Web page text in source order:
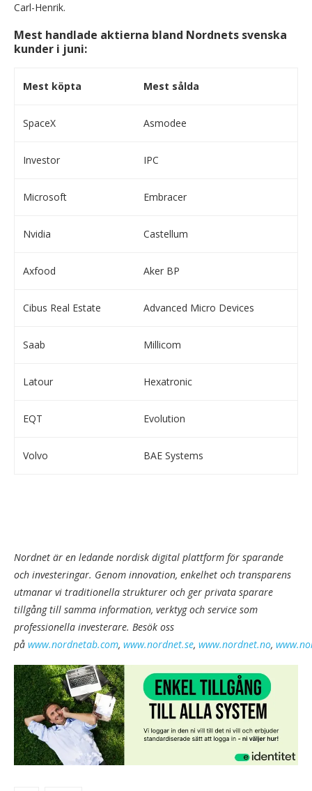
Carl-Henrik.
Mest handlade aktierna bland Nordnets svenska
kunder i juni:
Mest köpta Mest sålda
SpaceX Asmodee
Investor IPC
Microsoft Embracer
Nvidia Castellum
Axfood Aker BP
Cibus Real Estate Advanced Micro Devices
Saab Millicom
Latour Hexatronic
EQT Evolution
Volvo BAE Systems
Nordnet är en ledande nordisk digital plattform för sparande
och investeringar. Genom innovation, enkelhet och transparens
utmanar vi traditionella strukturer och ger privata sparare
tillgång till samma information, verktyg och service som
professionella investerare. Besök oss
på www.nordnetab.com, www.nordnet.se, www.nordnet.no,